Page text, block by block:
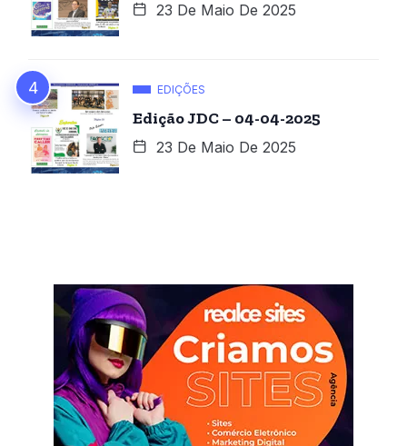
23 De Maio De 2025
EDIÇÕES
Edição JDC – 04-04-2025
23 De Maio De 2025